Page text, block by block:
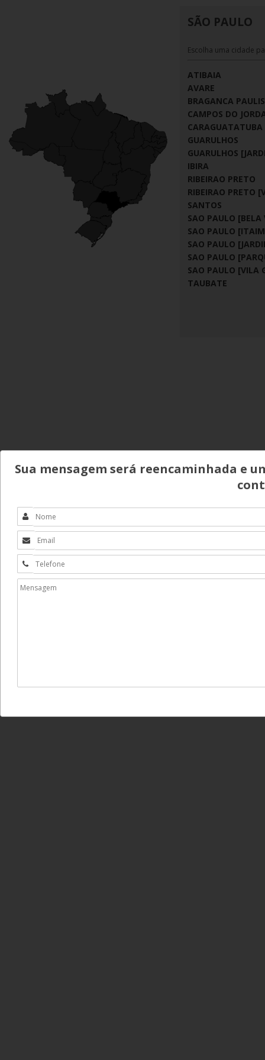
SÃO PAULO
Escolha uma cidade
ATIBAIA
AVARE
BRAGANCA
CAMPOS DO
CARAGUATATUBA
GUARULHOS
GUARULHOS
IBIRA
RIBEIRAO PRETO
RIBEIRAO PRETO
SANTOS
SAO PAULO [BELA
SAO PAULO
SAO PAULO
SAO PAULO
SAO PAULO [VILA
TAUBATE
Sua mensagem será reencaminhada e